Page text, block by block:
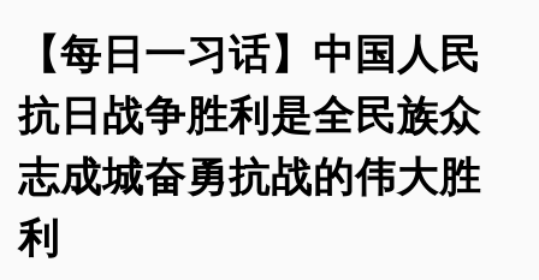
【每日一习话】中国人民
抗日战争胜利是全民族众
志成城奋勇抗战的伟大胜
利